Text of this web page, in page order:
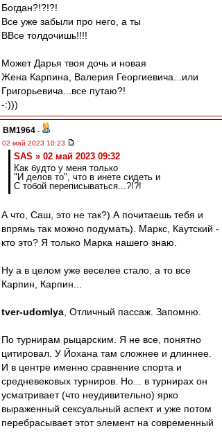
Богдан?!?!?!
Все уже забыли про него, а ты
ВВсе толдочишь!!!!
Может Дарья твоя дочь и новая
Жена Карпина, Валерия Георгиевича...или
Григорьевича...все путаю?!
-:)))
BM1964 -
02 май 2023 10:23
SAS » 02 май 2023 09:32
Как будто у меня только
"И делов то", что в инете сидеть и
С тобой переписываться...?!?!
А что, Саш, это не так?) А почитаешь тебя и
впрямь так можно подумать). Маркс, Каутский -
кто это? Я только Марка нашего знаю.
Ну а в целом уже веселее стало, а то все
Карпин, Карпин...
tver-udomlya , Отличный пассаж. Запомню.
По турнирам рыцарским. Я не все, понятно
цитировал. У Йохана там сложнее и длиннее.
И в центре именно сравнение спорта и
средневековых турниров. Но... в турнирах он
усматривает (что неудивительно) ярко
выраженный сексуальный аспект и уже потом
перебрасывает этот элемент на современный